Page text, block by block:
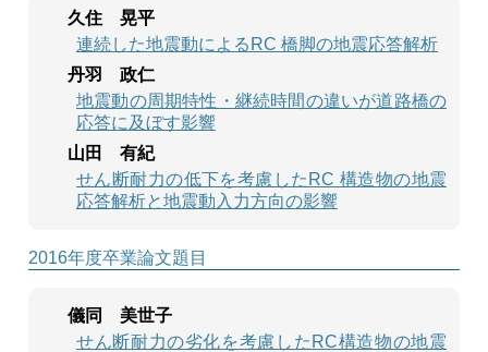
久住 晃平
連続した地震動によるRC 橋脚の地震応答解析
丹羽 政仁
地震動の周期特性・継続時間の違いが道路橋の
応答に及ぼす影響
山田 有紀
せん断耐力の低下を考慮したRC 構造物の地震
応答解析と地震動入力方向の影響
2016年度卒業論文題目
儀同 美世子
せん断耐力の劣化を考慮したRC構造物の地震